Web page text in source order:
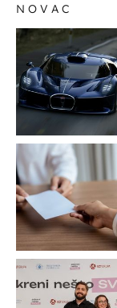
NOVAC